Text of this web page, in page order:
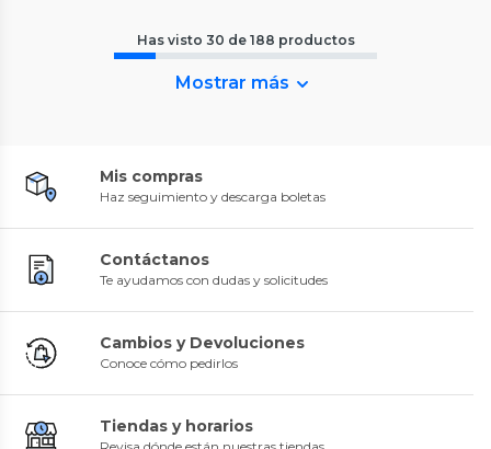
Has visto 30 de 188 productos
Mostrar más
Mis compras
Haz seguimiento y descarga boletas
Contáctanos
Te ayudamos con dudas y solicitudes
Cambios y Devoluciones
Conoce cómo pedirlos
Tiendas y horarios